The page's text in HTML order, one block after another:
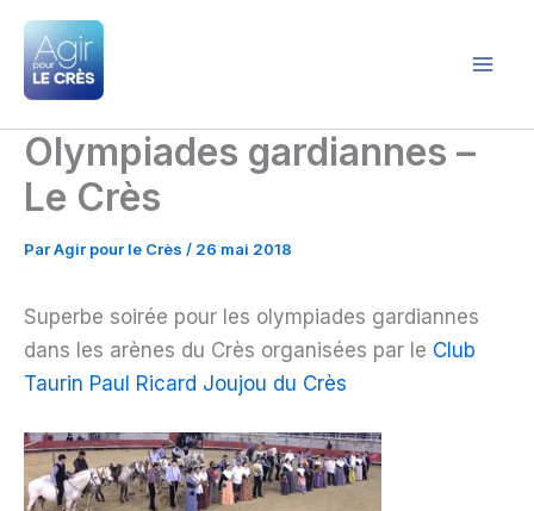
Aller
contenu
Olympiades gardiannes –
Le Crès
ParAgir pour le Crès / 26 mai 2018
Superbe soirée pour les olympiades gardiannes
dans les arènes du Crès organisées par le Club
Taurin Paul Ricard Joujou du Crès